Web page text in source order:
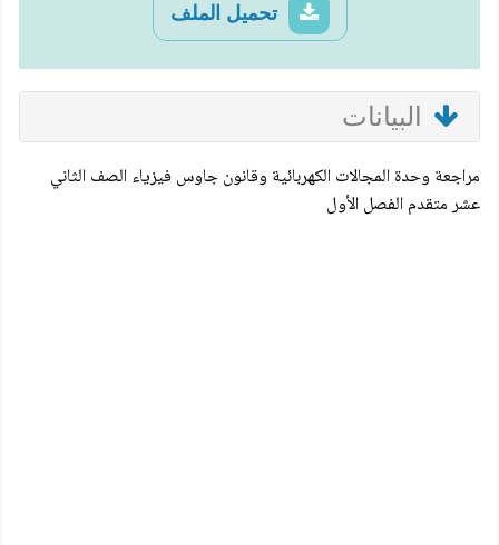
تحميل الملف
البيانات
مراجعة وحدة المجالات الكهربائية وقانون جاوس فيزياء الصف الثاني
عشر متقدم الفصل الأول